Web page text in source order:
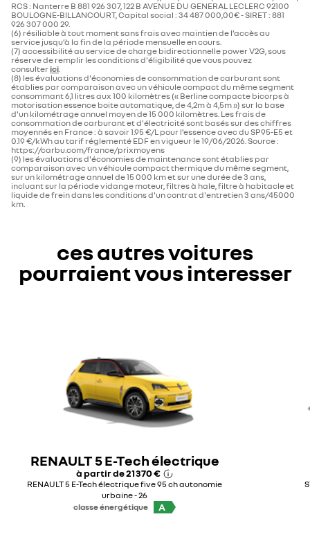
RCS : Nanterre B 881 926 307, 122 B AVENUE DU GENERAL LECLERC 92100
BOULOGNE-BILLANCOURT, Capital social : 34 487 000,00€ - SIRET : 881
926 307 000 29.
(6) résiliable à tout moment sans frais avec maintien de l’accès au
service jusqu’à la fin de la période mensuelle en cours.
(7) accessibilité au service de charge bidirectionnelle power V2G, sous
réserve de remplir les conditions d'éligibilité que vous pouvez
consulterici.
(8) les évaluations d'économies de consommation de carburant sont
établies par comparaison avec un véhicule compact du même segment
consommant 6,1 litres aux 100 kilomètres (« Berline compacte bicorps à
motorisation essence boite automatique, de 4,2m à 4,5m ») sur la base
d'un kilométrage annuel moyen de 15 000 kilomètres. Les frais de
consommation de carburant et d'électricité sont basés sur des chiffres
moyennés en France : à savoir 1.95 €/L pour l’essence avec du SP95-E5 et
0.19 €/kWh au tarif réglementé EDF en vigueur le 19/06/2026. Source :
https://carbu.com/france/prixmoyens
(9) les évaluations d'économies de maintenance sont établies par
comparaison avec un véhicule compact thermique du même segment,
sur un kilométrage annuel de 15 000 km et sur une durée de 3 ans,
incluant sur la période vidange moteur, filtres à hale, filtre à habitacle et
liquide de frein dans les conditions d'un contrat d'entretien 3 ans/45000
km.
ces autres voitures
pourraient vous interesser
RENAULT 5 E-Tech électrique
à partir de21 370 €
RENAULT 5 E-Tech électrique five 95 ch autonomie
urbaine - 26
classe énergétique
A